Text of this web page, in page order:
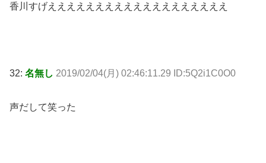
香川すげえええええええええええええええええええ
32: 名無し 2019/02/04(月) 02:46:11.29 ID:5Q2i1C0O0
声だして笑った